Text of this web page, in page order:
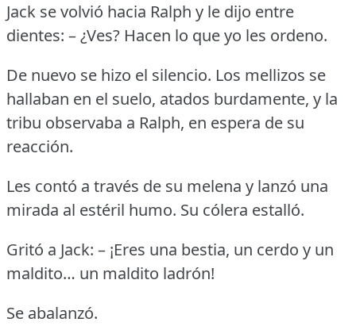
Jack se volvió hacia Ralph y le dijo entre
dientes: – ¿Ves? Hacen lo que yo les ordeno.
De nuevo se hizo el silencio. Los mellizos se
hallaban en el suelo, atados burdamente, y la
tribu observaba a Ralph, en espera de su
reacción.
Les contó a través de su melena y lanzó una
mirada al estéril humo. Su cólera estalló.
Gritó a Jack: – ¡Eres una bestia, un cerdo y un
maldito… un maldito ladrón!
Se abalanzó.